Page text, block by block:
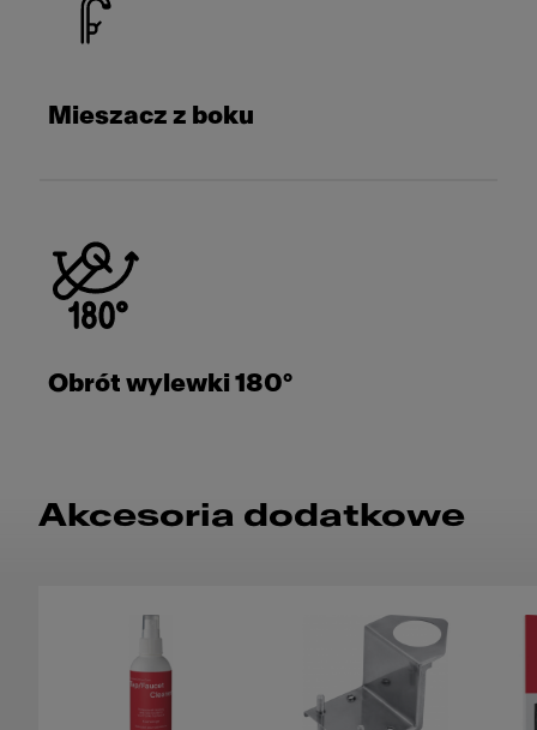
Mieszacz z boku
Obrót wylewki 180°
Akcesoria dodatkowe